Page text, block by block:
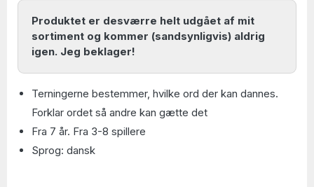
Produktet er desværre helt udgået af mit
sortiment og kommer (sandsynligvis) aldrig
igen. Jeg beklager!
Terningerne bestemmer, hvilke ord der kan dannes.
Forklar ordet så andre kan gætte det
Fra 7 år. Fra 3-8 spillere
Sprog: dansk